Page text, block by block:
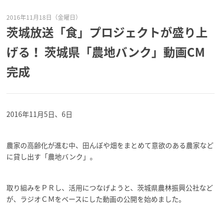
2016年11月18日（金曜日）
茨城放送「食」プロジェクトが盛り上
げる！ 茨城県「農地バンク」動画CM
完成
2016年11月5日、6日
農家の高齢化が進む中、田んぼや畑をまとめて意欲のある農家など
に貸し出す「農地バンク」。
取り組みをＰＲし、活用につなげようと、茨城県農林振興公社など
が、ラジオＣＭをベースにした動画の公開を始めました。